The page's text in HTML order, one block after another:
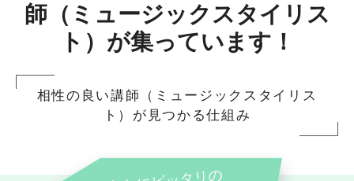
師（ミュージックスタイリス
ト）が集っています！
相性の良い講師（ミュージックスタイリス
ト）が見つかる仕組み